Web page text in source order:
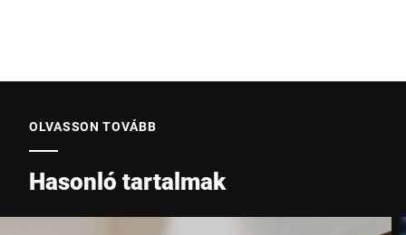
OLVASSON TOVÁBB
Hasonló tartalmak